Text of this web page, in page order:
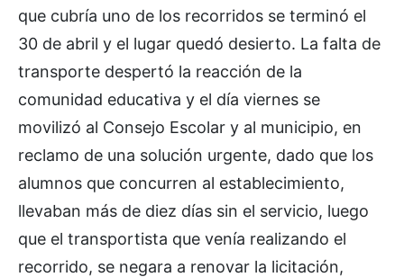
que cubría uno de los recorridos se terminó el
30 de abril y el lugar quedó desierto. La falta de
transporte despertó la reacción de la
comunidad educativa y el día viernes se
movilizó al Consejo Escolar y al municipio, en
reclamo de una solución urgente, dado que los
alumnos que concurren al establecimiento,
llevaban más de diez días sin el servicio, luego
que el transportista que venía realizando el
recorrido, se negara a renovar la licitación,